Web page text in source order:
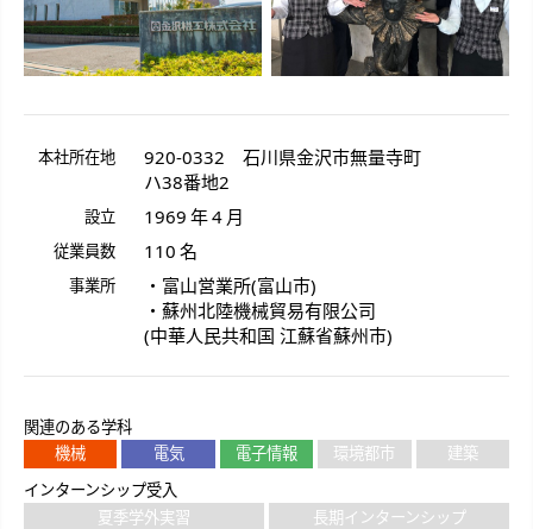
本社所在地 920-0332 石川県金沢市無量寺町
ハ38番地2
設立 1969 年 4 月
従業員数 110 名
事業所
・富山営業所(富山市)
・蘇州北陸機械貿易有限公司
(中華人民共和国 江蘇省蘇州市)
関連のある学科
機械
電気 電子情報 環境都市
建築
インターンシップ受入
夏季学外実習
長期インターンシップ